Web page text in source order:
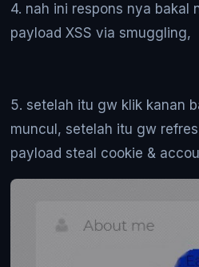
4. nah ini respons nya bakal
payload XSS via smuggling,
5. setelah itu gw klik kanan
muncul, setelah itu gw
payload steal cookie &